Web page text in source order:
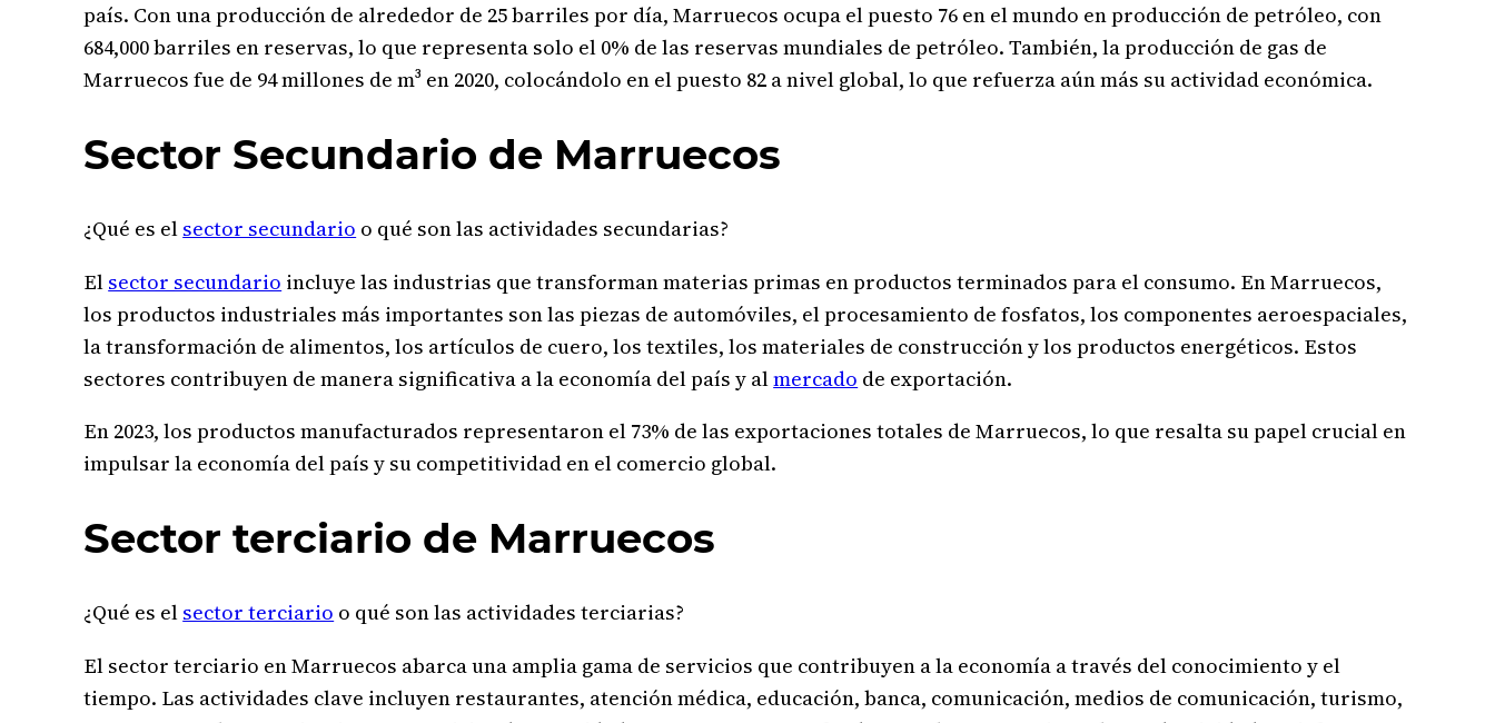
país. Con una producción de alrededor de 25 barriles por día, Marruecos ocupa el puesto 76 en el mundo en producción de petróleo, con
684,000 barriles en reservas, lo que representa solo el 0% de las reservas mundiales de petróleo. También, la producción de gas de
Marruecos fue de 94 millones de m³ en 2020, colocándolo en el puesto 82 a nivel global, lo que refuerza aún más su actividad económica.
Sector Secundario de Marruecos
¿Qué es el sector secundario o qué son las actividades secundarias?
El sector secundario incluye las industrias que transforman materias primas en productos terminados para el consumo. En Marruecos,
los productos industriales más importantes son las piezas de automóviles, el procesamiento de fosfatos, los componentes aeroespaciales,
la transformación de alimentos, los artículos de cuero, los textiles, los materiales de construcción y los productos energéticos. Estos
sectores contribuyen de manera significativa a la economía del país y almercado de exportación.
En 2023, los productos manufacturados representaron el 73% de las exportaciones totales de Marruecos, lo que resalta su papel crucial en
impulsar la economía del país y su competitividad en el comercio global.
Sector terciario de Marruecos
¿Qué es el sector terciario o qué son las actividades terciarias?
El sector terciario en Marruecos abarca una amplia gama de servicios que contribuyen a la economía a través del conocimiento y el
tiempo. Las actividades clave incluyen restaurantes, atención médica, educación, banca, comunicación, medios de comunicación, turismo,